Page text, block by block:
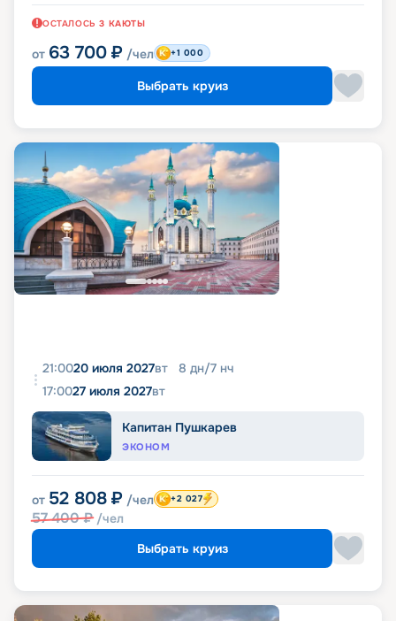
ОСТАЛОСЬ 3 КАЮТЫ
от 63 700 ₽ /чел +1 000
Выбрать круиз
21:0020 июля 2027вт 8 дн/7 нч
17:0027 июля 2027вт
Капитан Пушкарев
ЭКОНОМ
от 52 808 ₽ /чел
57 400₽ /чел
+2 027
Выбрать круиз